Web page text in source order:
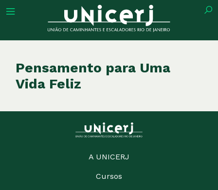
Pensamento para Uma
Vida Feliz
A UNICERJ
Cursos